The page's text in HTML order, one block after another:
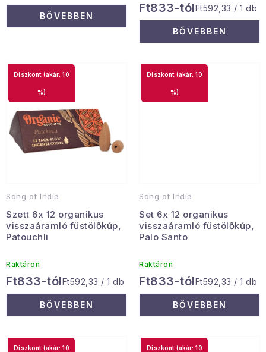
BŐVEBBEN
Ft833-tólEgységár:
Ft592,33 / 1 db
BŐVEBBEN
Song of India
Szett 6x 12 organikus
visszaáramló füstölőkúp,
Patouchli
(akár: 10
%)
Raktáron
Ft833-tólEgységár:
Ft592,33 / 1 db
BŐVEBBEN
Song of India
Set 6x 12 organikus
visszaáramló füstölőkúp,
Palo Santo
(akár: 10
%)
Raktáron
Ft833-tólEgységár:
Ft592,33 / 1 db
BŐVEBBEN
(akár: 10 (akár: 10